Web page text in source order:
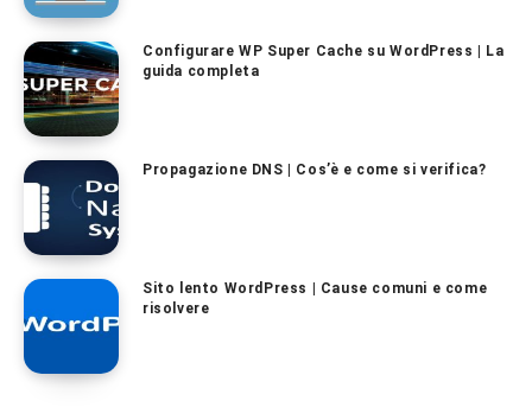
Configurare WP Super Cache su WordPress | La
guida completa
Propagazione DNS | Cos’è e come si verifica?
Sito lento WordPress | Cause comuni e come
risolvere